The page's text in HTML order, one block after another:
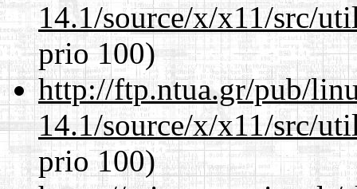
14.1/source/x/x11/src/
prio 100)
http://ftp.ntua.gr/pub/
14.1/source/x/x11/src/
prio 100)